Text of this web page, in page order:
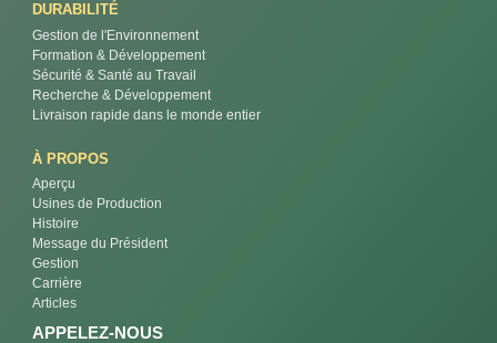
DURABILITÉ
Gestion de l'Environnement
Formation & Développement
Sécurité & Santé au Travail
Recherche & Développement
Livraison rapide dans le monde entier
À PROPOS
Aperçu
Usines de Production
Histoire
Message du Président
Gestion
Carrière
Articles
APPELEZ-NOUS